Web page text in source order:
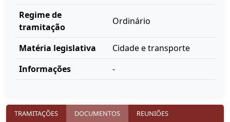
Regime de
tramitação
Ordinário
Matéria legislativa
Cidade e transporte
Informações
-
TRAMITAÇÕES DOCUMENTOS
REUNIÕES